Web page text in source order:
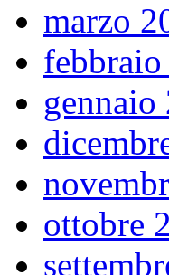
marzo
gennaio
ottobre